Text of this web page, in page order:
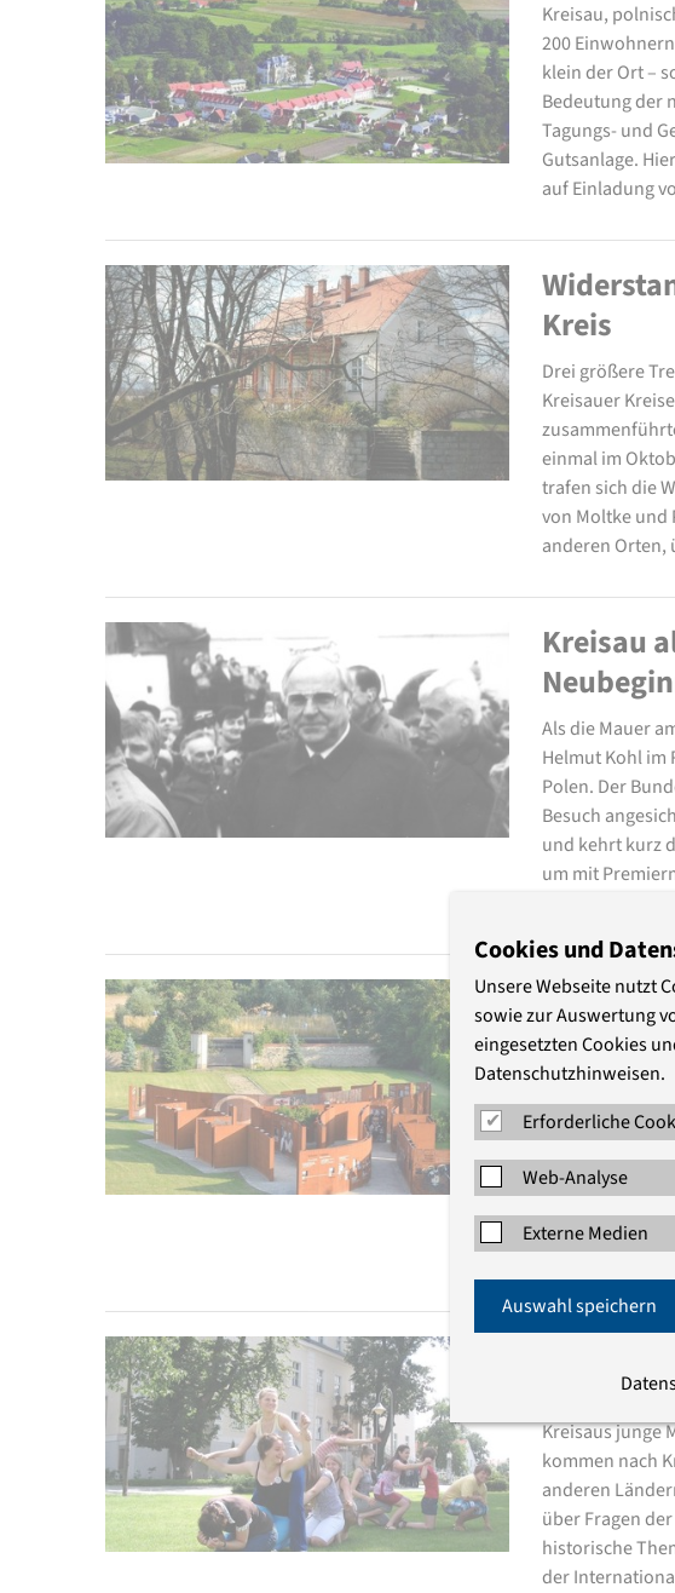
Kreisau,
200
klein der Ort –
Bedeutung der
Tagungs- und
Gutsanlage.
auf Einladung
Kreis
Drei größere
Kreisauer
einmal im
trafen sich die
von Moltke und
anderen
Kreisau
Als die Mauer
Helmut Kohl im
Polen. Der
Besuch
und kehrt kurz
um mit
Zur
Stiftung
1989 hatten
Hochschule in
Wolfgang
Katholischen
Klub Inteligencji
Klubs der
Heute sind
Kreisaus junge
kommen nach
anderen
über Fragen
historische
der
Cookies und
Unsere Webseite nutzt
sowie zur Auswertung
eingesetzten Cookies
Datenschutzhinweisen.
Erforderliche
Web-Analyse
Externe Medien
Auswahl speichern